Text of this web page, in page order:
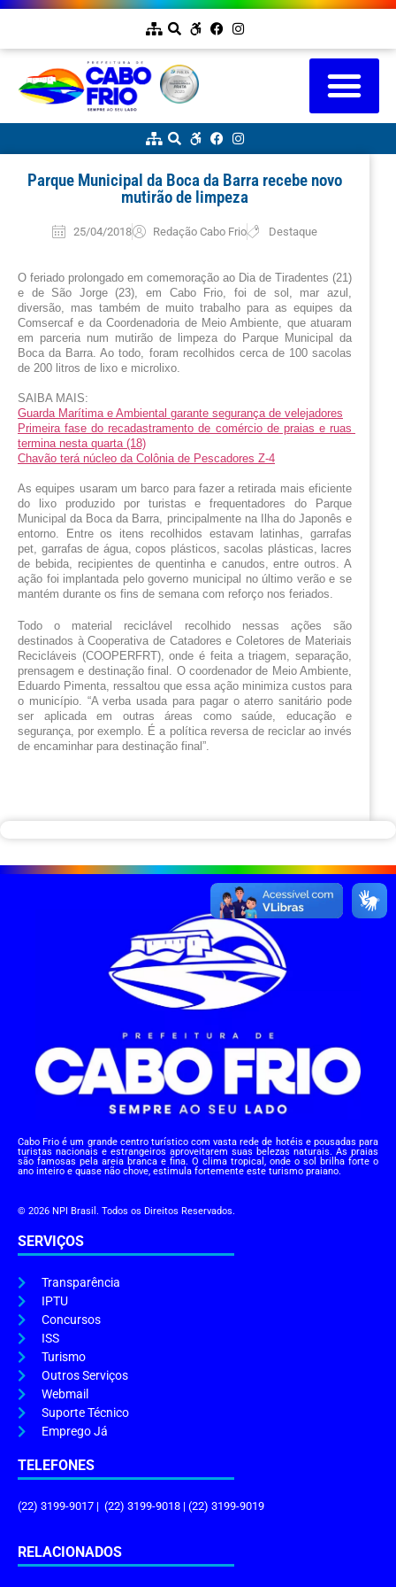
Parque Municipal da Boca da Barra recebe novo
mutirão de limpeza
25/04/2018 Redação Cabo Frio Destaque
O feriado prolongado em comemoração ao Dia de Tiradentes (21)
e de São Jorge (23), em Cabo Frio, foi de sol, mar azul,
diversão, mas também de muito trabalho para as equipes da
Comsercaf e da Coordenadoria de Meio Ambiente, que atuaram
em parceria num mutirão de limpeza do Parque Municipal da
Boca da Barra. Ao todo, foram recolhidos cerca de 100 sacolas
de 200 litros de lixo e microlixo.
SAIBA MAIS:
Guarda Marítima e Ambiental garante segurança de velejadores
Primeira fase do recadastramento de comércio de praias e ruas
termina nesta quarta (18)
Chavão terá núcleo da Colônia de Pescadores Z-4
As equipes usaram um barco para fazer a retirada mais eficiente
do lixo produzido por turistas e frequentadores do Parque
Municipal da Boca da Barra, principalmente na Ilha do Japonês e
entorno. Entre os itens recolhidos estavam latinhas, garrafas
pet, garrafas de água, copos plásticos, sacolas plásticas, lacres
de bebida, recipientes de quentinha e canudos, entre outros. A
ação foi implantada pelo governo municipal no último verão e se
mantém durante os fins de semana com reforço nos feriados.
Todo o material reciclável recolhido nessas ações são
destinados à Cooperativa de Catadores e Coletores de Materiais
Recicláveis (COOPERFRT), onde é feita a triagem, separação,
prensagem e destinação final. O coordenador de Meio Ambiente,
Eduardo Pimenta, ressaltou que essa ação minimiza custos para
o município. “A verba usada para pagar o aterro sanitário pode
ser aplicada em outras áreas como saúde, educação e
segurança, por exemplo. É a política reversa de reciclar ao invés
de encaminhar para destinação final”.
Cabo Frio é um grande centro turístico com vasta rede de hotéis e pousadas para
turistas nacionais e estrangeiros aproveitarem suas belezas naturais. As praias
são famosas pela areia branca e fina. O clima tropical, onde o sol brilha forte o
ano inteiro e quase não chove, estimula fortemente este turismo praiano.
© 2026 NPI Brasil. Todos os Direitos Reservados.
SERVIÇOS
Transparência
IPTU
Concursos
ISS
Turismo
Outros Serviços
Webmail
Suporte Técnico
Emprego Já
TELEFONES
(22) 3199-9017 | (22) 3199-9018 | (22) 3199-9019
RELACIONADOS